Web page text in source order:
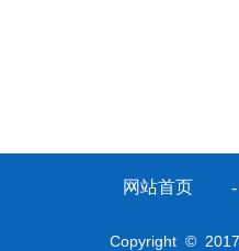
网站首页 -
Copyright ©